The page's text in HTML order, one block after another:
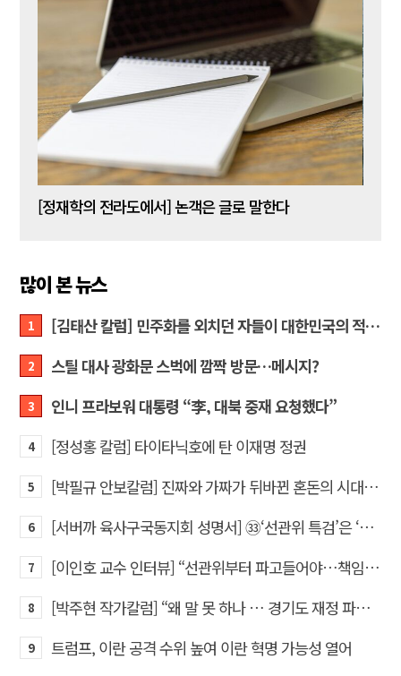
[정재학의 전라도에서] 논객은 글로 말한다
많이 본 뉴스
1 [김태산 칼럼] 민주화를 외치던 자들이 대한민국의 적이고 간첩이었다
2 스틸 대사 광화문 스벅에 깜짝 방문…메시지?
3 인니 프라보워 대통령 “李, 대북 중재 요청했다”
4 [정성홍 칼럼] 타이타닉호에 탄 이재명 정권
5 [박필규 안보칼럼] 진짜와 가짜가 뒤바뀐 혼돈의 시대, 안보 파탄은 막아야
6 [서버까 육사구국동지회 성명서] ㉝‘선관위 특검’은 ‘부정선거 특검’으로 명명하고 박주현 변호사를 ‘특검’으로 임명하라!
7 [이인호 교수 인터뷰] “선관위부터 파고들어야…책임자 직접 고발하라”
8 [박주현 작가칼럼] “왜 말 못 하나 … 경기도 재정 파탄의 진짜 원인을”
9 트럼프, 이란 공격 수위 높여 이란 혁명 가능성 열어